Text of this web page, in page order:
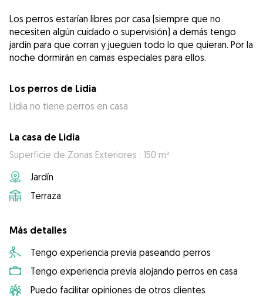
Los perros estarían libres por casa (siempre que no
necesiten algún cuidado o supervisión) a demás tengo
jardín para que corran y jueguen todo lo que quieran. Por la
noche dormirán en camas especiales para ellos.
Los perros de Lidia
Lidia no tiene perros en casa
La casa de Lidia
Superficie de Zonas Exteriores : 150 m²
Jardín
Terraza
Más detalles
Tengo experiencia previa paseando perros
Tengo experiencia previa alojando perros en casa
Puedo facilitar opiniones de otros clientes